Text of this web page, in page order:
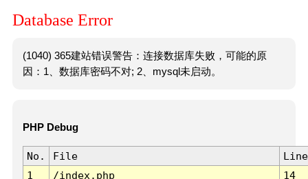
Database Error
(1040) 365建站错误警告：连接数据库失败，可能的原
因：1、数据库密码不对; 2、mysql未启动。
PHP Debug
No. File
Line
1
/index.php 14